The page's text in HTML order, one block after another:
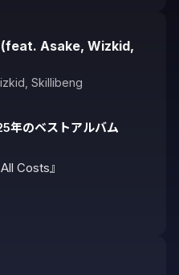
Asake, Wizkid,
Skillibeng
のベストアルバム
Costs』